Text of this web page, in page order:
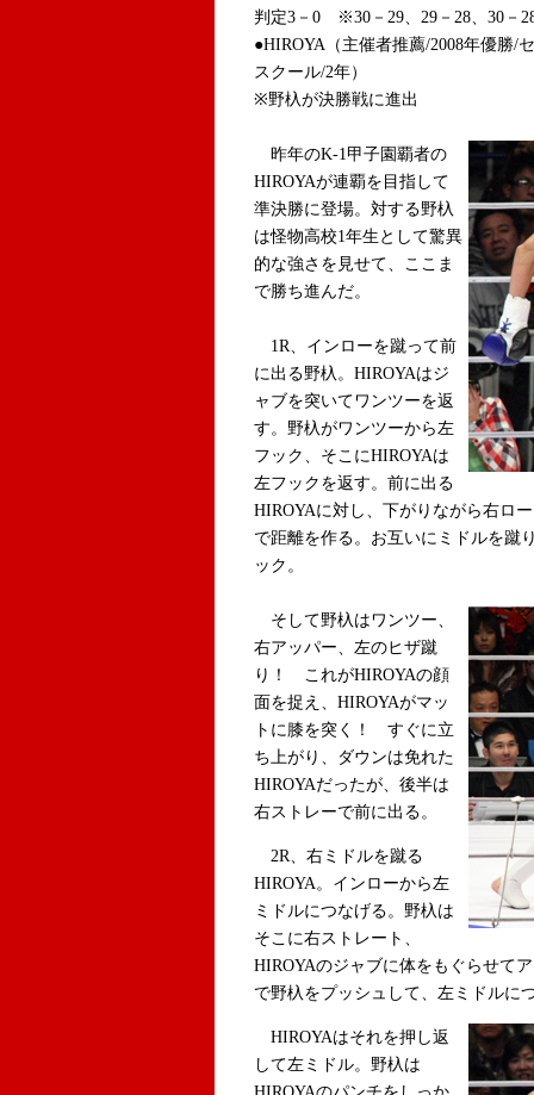
判定3－0 ※30－29、29－28、30－
●HIROYA（主催者推薦/2008年優勝/
スクール/2年）
※野杁が決勝戦に進出
昨年のK-1甲子園覇者の
HIROYAが連覇を目指して
準決勝に登場。対する野杁
は怪物高校1年生として驚異
的な強さを見せて、ここま
で勝ち進んだ。
1R、インローを蹴って前
に出る野杁。HIROYAはジ
ャブを突いてワンツーを返
す。野杁がワンツーから左
フック、そこにHIROYAは
左フックを返す。前に出る
HIROYAに対し、下がりながら右ロ
で距離を作る。お互いにミドルを蹴
ック。
そして野杁はワンツー、
右アッパー、左のヒザ蹴
り！ これがHIROYAの顔
面を捉え、HIROYAがマッ
トに膝を突く！ すぐに立
ち上がり、ダウンは免れた
HIROYAだったが、後半は
右ストレーで前に出る。
2R、右ミドルを蹴る
HIROYA。インローから左
ミドルにつなげる。野杁は
そこに右ストレート、
HIROYAのジャブに体をもぐらせて
で野杁をプッシュして、左ミドルに
HIROYAはそれを押し返
して左ミドル。野杁は